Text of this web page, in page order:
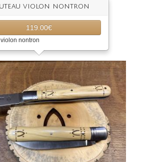
violon nontron
119.00€
nontron